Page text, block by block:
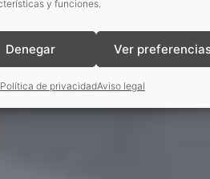
y funciones.
Denegar Ver
Política de privacidadAviso legal